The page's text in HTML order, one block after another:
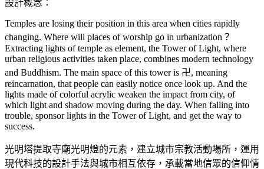
設計概念：
Temples are losing their position in this area when cities rapidly
changing. Where will places of worship go in urbanization？
Extracting lights of temple as element, the Tower of Light, where
urban religious activities taken place, combines modern technology
and Buddhism. The main space of this tower is 卍, meaning
reincarnation, that people can easily notice once look up. And the
lights made of colorful acrylic weaken the impact from city, of
which light and shadow moving during the day. When falling into
trouble, sponsor lights in the Tower of Light, and get the way to
success.
光明塔提取寺廟光明燈的元素，建立城市宗教活動場所，運用
現代科技的設計手法與城市相互依存，承載當地信眾的信仰情